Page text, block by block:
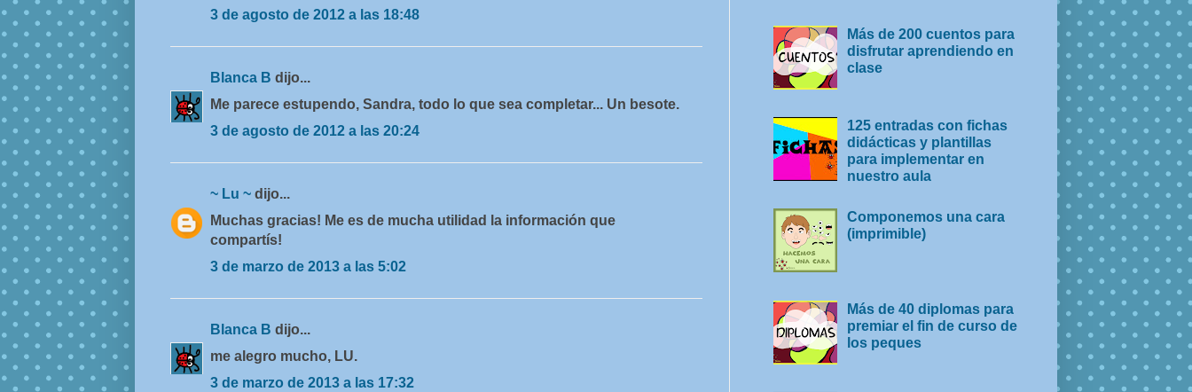
3 de agosto de 2012 a las 18:48
Blanca B dijo...
Me parece estupendo, Sandra, todo lo que sea completar... Un besote.
3 de agosto de 2012 a las 20:24
~ Lu ~ dijo...
Muchas gracias! Me es de mucha utilidad la información que
compartís!
3 de marzo de 2013 a las 5:02
Blanca B dijo...
me alegro mucho, LU.
3 de marzo de 2013 a las 17:32
Más de 200 cuentos para
disfrutar aprendiendo en
clase
125 entradas con fichas
didácticas y plantillas
para implementar en
nuestro aula
Componemos una cara
(imprimible)
Más de 40 diplomas para
premiar el fin de curso de
los peques